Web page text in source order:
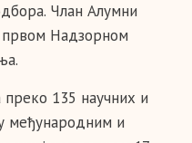
Члан Алумни
Надзорном
135 научних и
међународним и